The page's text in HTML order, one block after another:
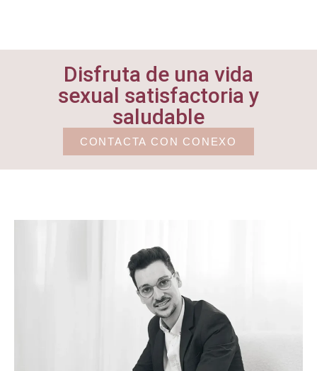
Disfruta de una vida
sexual satisfactoria y
saludable
CONTACTA CON CONEXO